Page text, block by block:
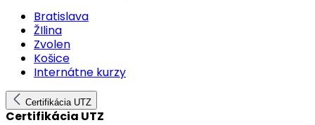
Bratislava
ŽIlina
Zvolen
Košice
Internátne kurzy
Certifikácia UTZ
Certifikácia UTZ